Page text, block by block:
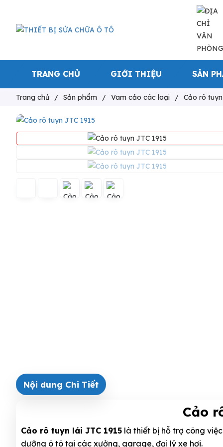
TRANG CHỦ GIỚI THIỆU SẢN
Trang chủ / Sản phẩm / Vam cảo các loại / Cảo rô tuyn
Nội dung Chi Tiết
Cảo
Cảo rô tuyn lái JTC 1915 là thiết bị hỗ trợ công
dưỡng ô tô tại các xưởng, garage, đại lý xe hơi.